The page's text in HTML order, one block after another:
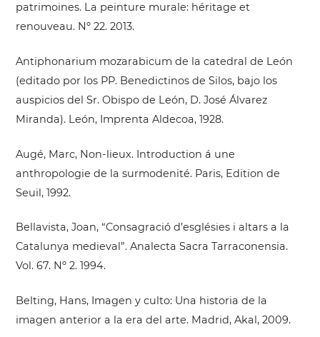
patrimoines. La peinture murale: héritage et
renouveau. Nº 22. 2013.
Antiphonarium mozarabicum de la catedral de León
(editado por los PP. Benedictinos de Silos, bajo los
auspicios del Sr. Obispo de León, D. José Álvarez
Miranda). León, Imprenta Aldecoa, 1928.
Augé, Marc, Non-lieux. Introduction á une
anthropologie de la surmodenité. Paris, Edition de
Seuil, 1992.
Bellavista, Joan, “Consagració d’esglésies i altars a la
Catalunya medieval”. Analecta Sacra Tarraconensia.
Vol. 67. Nº 2. 1994.
Belting, Hans, Imagen y culto: Una historia de la
imagen anterior a la era del arte. Madrid, Akal, 2009.